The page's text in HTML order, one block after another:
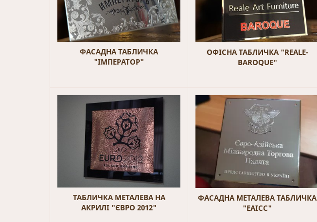
ФАСАДНА ТАБЛИЧКА
"ІМПЕРАТОР"
ОФІСНА ТАБЛИЧКА "REALE-
BAROQUE"
ТАБЛИЧКА МЕТАЛЕВА НА
АКРИЛІ "ЄВРО 2012"
ФАСАДНА МЕТАЛЕВА ТАБЛИЧКА
"EAICC"